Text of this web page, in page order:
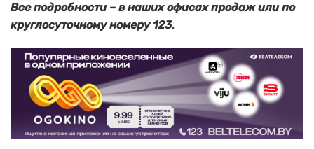
Все подробности – в наших офисах продаж или по
круглосуточному номеру 123.